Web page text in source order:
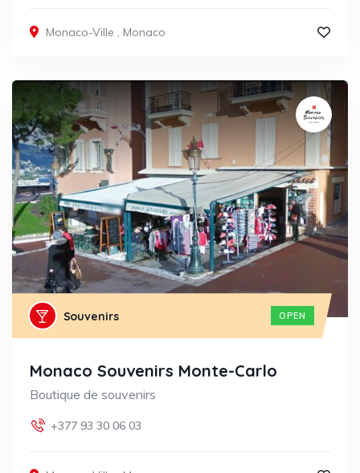
Monaco-Ville , Monaco
Souvenirs OPEN
Monaco Souvenirs Monte-Carlo
Boutique de souvenirs
+377 93 30 06 03